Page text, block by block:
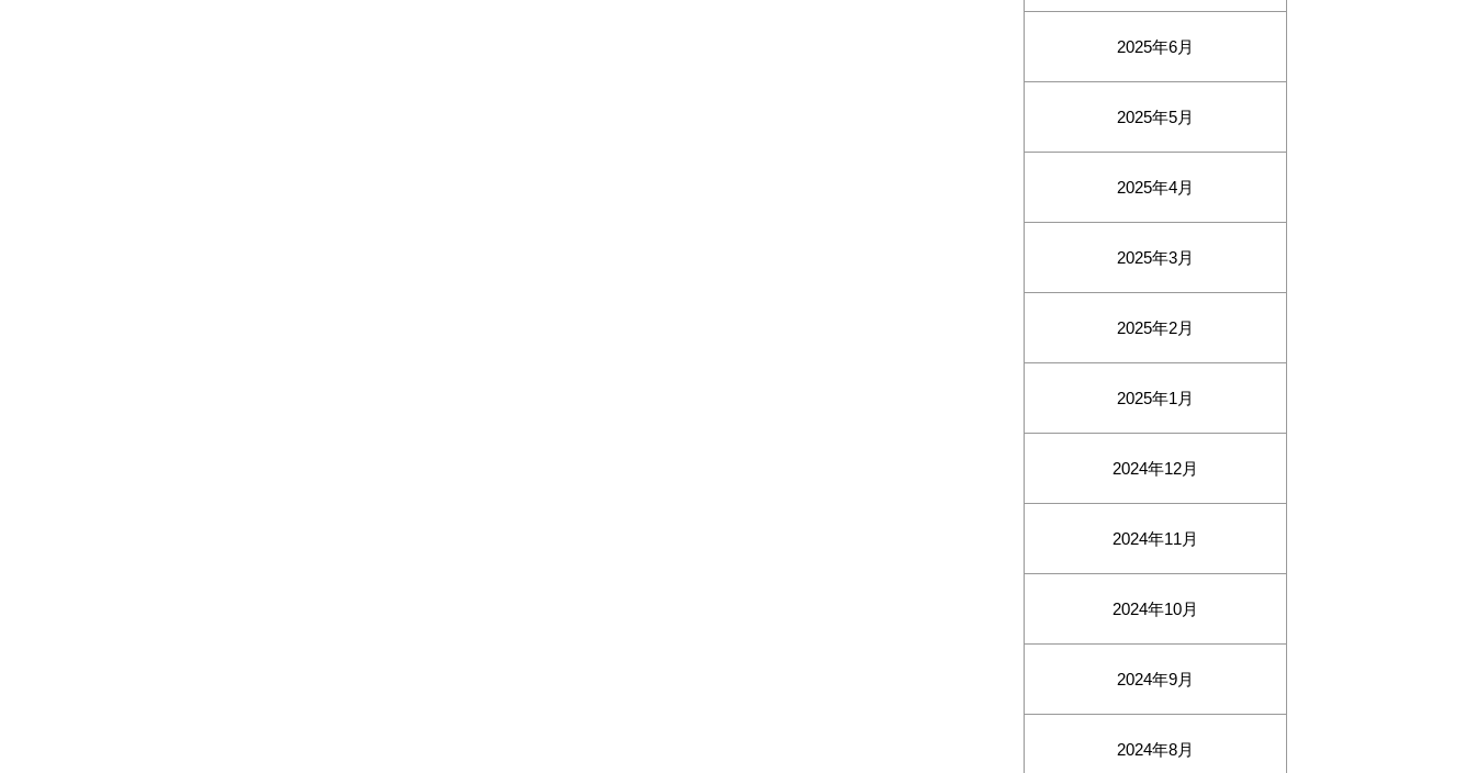
2025年6月
2025年5月
2025年4月
2025年3月
2025年2月
2025年1月
2024年12月
2024年11月
2024年10月
2024年9月
2024年8月